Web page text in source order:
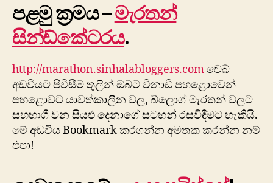
පළමු ක්‍රමය –මැරතන්
සින්ඩ්කේටරය.
http://marathon.sinhalabloggers.comවෙබ්
අඩවියට පිවිසීම තුලින් ඔබට විනාඩි පහළෙ‍ාවෙන්
පහළොවට යාවත්කාලීන වල, බ්ලොග් මැරතන් වලට
සහභාගී වන සියළු දෙනාගේ සටහන් රසවිඳීමට හැකියි.
මේ අඩවිය Bookmark කරගන්න අමතක කරන්න නම්
එපා!